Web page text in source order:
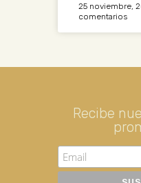
25 noviembre,
comentarios
Recibe